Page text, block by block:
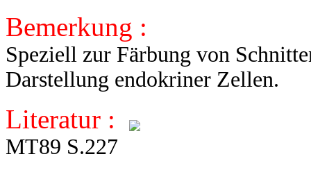
Bemerkung :
Speziell zur Färbung von
Darstellung endokriner Zellen.
Literatur :
MT89 S.227